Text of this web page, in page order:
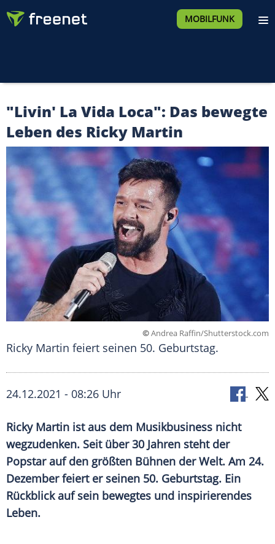
MOBILFUNK
"Livin' La Vida Loca": Das bewegte
Leben des Ricky Martin
©Andrea Raffin/Shutterstock.com
Ricky Martin feiert seinen 50. Geburtstag.
24.12.2021 - 08:26 Uhr
Ricky Martin ist aus dem Musikbusiness nicht
wegzudenken. Seit über 30 Jahren steht der
Popstar auf den größten Bühnen der Welt. Am 24.
Dezember feiert er seinen 50. Geburtstag. Ein
Rückblick auf sein bewegtes und inspirierendes
Leben.